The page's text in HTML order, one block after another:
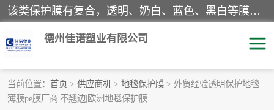
该类保护膜有复合，透明、奶白、蓝色、黑白等膜型。特高粘，高粘，中高粘，中粘，中低粘，低粘等。对于不同的粘力要求有相应的产品相适配。无胶渍残留污染。在较宽的收卷幅度下平整无皱纹，收卷长度大，利于机械化及自动化施工粘贴。为您的产品提供的表面保护解决方案。 产品广泛适用于：铝材、不锈钢、金属、塑料、电子、家电、家具、玻璃、化工材料、装饰材料等。
德州佳诺塑业有限公司
当前位置： 首页 > 供应商机 > 地毯保护膜 > 外贸经验透明保护地毯
薄膜pe膜厂商|不翘边|欧洲地毯保护膜
pe保护膜